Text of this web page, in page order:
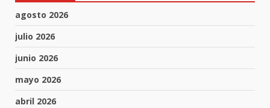
agosto 2026
julio 2026
junio 2026
mayo 2026
abril 2026